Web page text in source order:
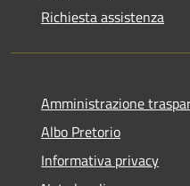
Richiesta assistenza
Amministrazione
Albo Pretorio
Informativa privacy